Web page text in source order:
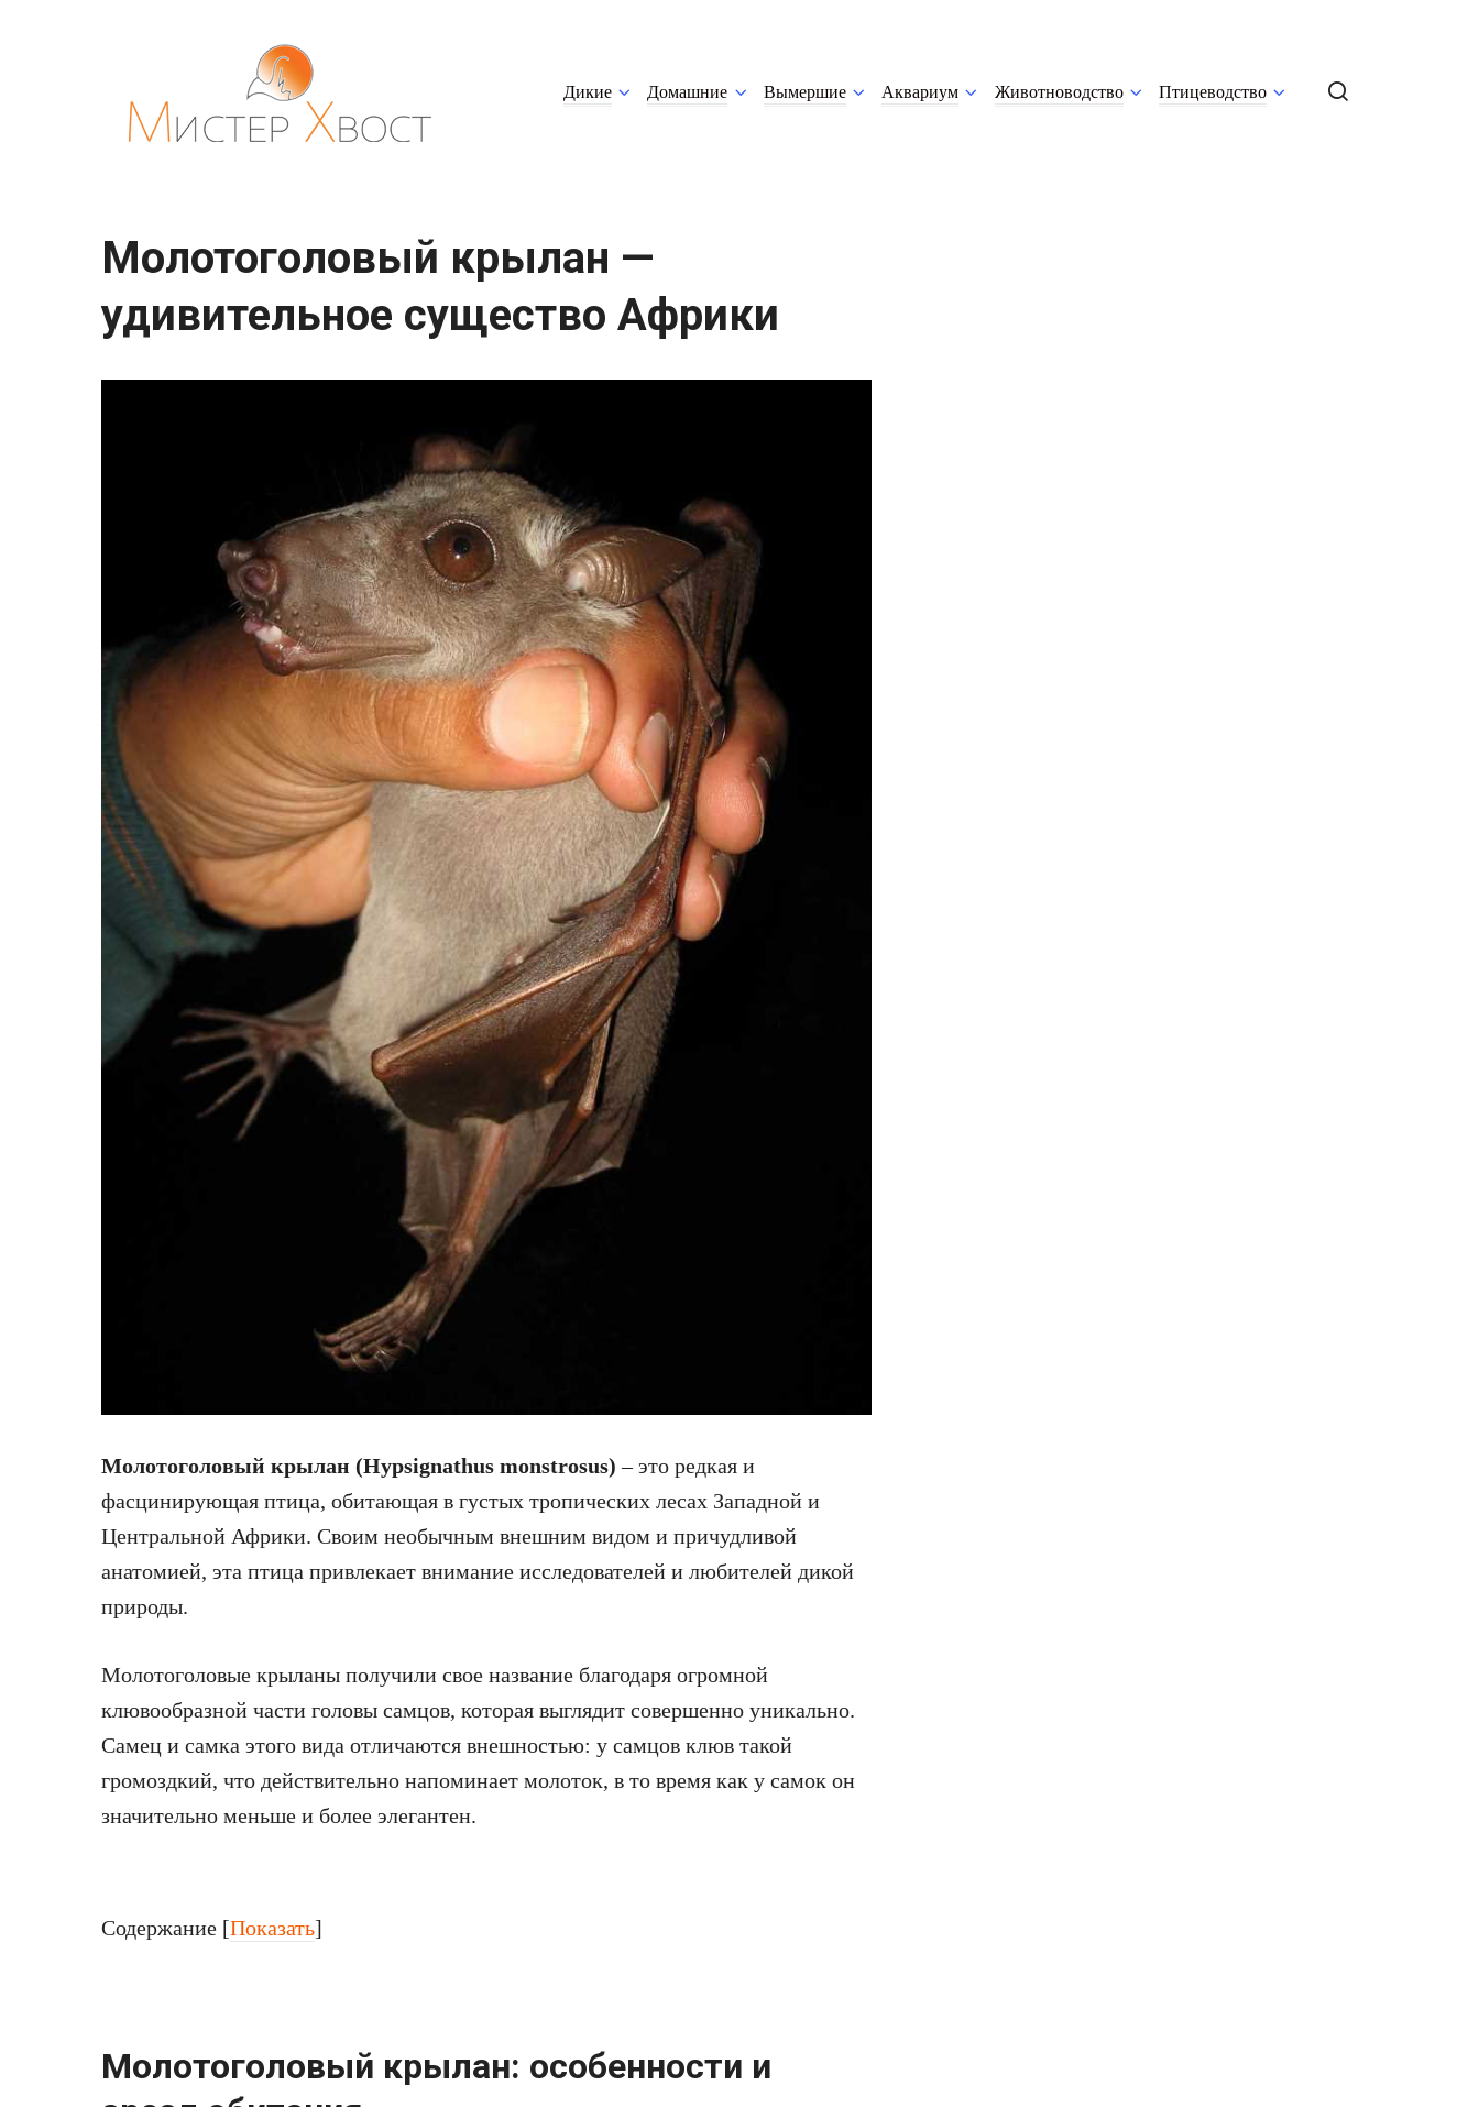
Дикие Домашние Вымершие Аквариум Животноводство Птицеводство
Молотоголовый крылан —
удивительное существо Африки
Молотоголовый крылан (Hypsignathus monstrosus) – это редкая и
фасцинирующая птица, обитающая в густых тропических лесах Западной и
Центральной Африки. Своим необычным внешним видом и причудливой
анатомией, эта птица привлекает внимание исследователей и любителей дикой
природы.
Молотоголовые крыланы получили свое название благодаря огромной
клювообразной части головы самцов, которая выглядит совершенно уникально.
Самец и самка этого вида отличаются внешностью: у самцов клюв такой
громоздкий, что действительно напоминает молоток, в то время как у самок он
значительно меньше и более элегантен.
Содержание [Показать]
Молотоголовый крылан: особенности и